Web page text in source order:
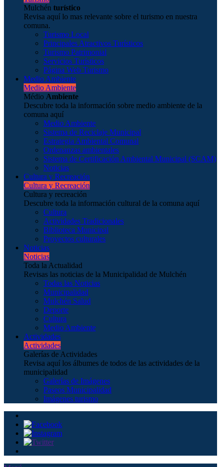
Mulchén turístico
Revisa aquí lo mas relevante sobre el turismo en nuestra
comuna.
Turismo Local
Principales Atractivos Turísticos
Turismo Patrimonial
Servicios Turísticos
Página Web Turismo
Medio Ambiente
Medio Ambiente
Médio Ambiente
Descubre toda la información sobre medio ambiente de la
comuna aquí
Medio Ambiente
Sistema de Reciclaje Municipal
Estrategia Ambiental Comunal
Ordenanzas ambientales
Sistema de Certificación Ambiental Municipal (SCAM)
Noticias
Cultura y Recreación
Cultura y Recreación
Cultura y recreación
Descubre toda la información cultural de la comuna aquí
Cultura
Actividades Tradicionales
Biblioteca Municipal
Proyectos culturales
Noticias
Noticias
Toda la Actualidad
Revisas las noticias de la Municipalidad de Mulchén
Todas las Noticias
Municipalidad
Mulchén Salud
Deporte
Cultura
Medio Ambiente
Actividades
Actividades
Galerías de Actividades
Revisa aquí los álbumes de todos de las actividades de la
municipalidad
Galerías de Imágenes
Paseos Municipalidad
Imágenes turismo